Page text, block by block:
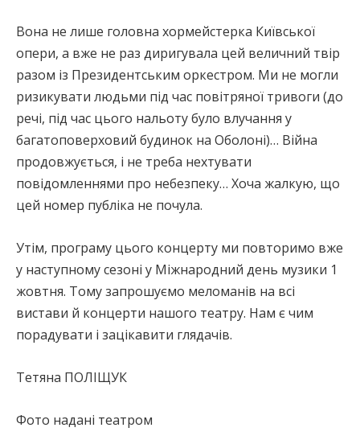
Вона не лише головна хормейстерка Київської
опери, а вже не раз диригувала цей величний твір
разом із Президентським оркестром. Ми не могли
ризикувати людьми під час повітряної тривоги (до
речі, під час цього нальоту було влучання у
багатоповерховий будинок на Оболоні)… Війна
продовжується, і не треба нехтувати
повідомленнями про небезпеку… Хоча жалкую, що
цей номер публіка не почула.
Утім, програму цього концерту ми повторимо вже
у наступному сезоні у Міжнародний день музики 1
жовтня. Тому запрошуємо меломанів на всі
вистави й концерти нашого театру. Нам є чим
порадувати і зацікавити глядачів.
Тетяна ПОЛІЩУК
Фото надані театром